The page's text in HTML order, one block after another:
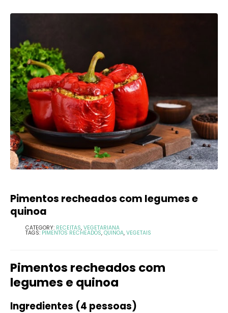
Pimentos recheados com legumes e
quinoa
CATEGORY: RECEITAS, VEGETARIANA
TAGS: PIMENTOS RECHEADOS, QUINOA, VEGETAIS
Pimentos recheados com
legumes e quinoa
Ingredientes (4 pessoas)